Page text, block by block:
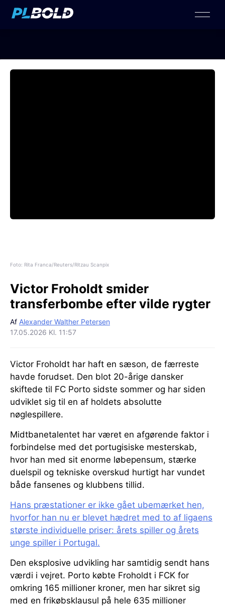
Foto: Rita Franca/Reuters/Ritzau Scanpix
Victor Froholdt smider
transferbombe efter vilde rygter
Af Alexander Walther Petersen
17.05.2026 Kl. 11:57
Victor Froholdt har haft en sæson, de færreste
havde forudset. Den blot 20-årige dansker
skiftede til FC Porto sidste sommer og har siden
udviklet sig til en af holdets absolutte
nøglespillere.
Midtbanetalentet har været en afgørende faktor i
forbindelse med det portugisiske mesterskab,
hvor han med sit enorme løbepensum, stærke
duelspil og tekniske overskud hurtigt har vundet
både fansenes og klubbens tillid.
Hans præstationer er ikke gået ubemærket hen,
hvorfor han nu er blevet hædret med to af ligaens
største individuelle priser: årets spiller og årets
unge spiller i Portugal.
Den eksplosive udvikling har samtidig sendt hans
værdi i vejret. Porto købte Froholdt i FCK for
omkring 165 millioner kroner, men har sikret sig
med en frikøbsklausul på hele 635 millioner